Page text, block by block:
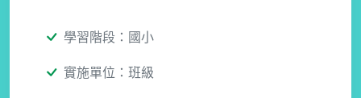
學習階段：國小
實施單位：班級